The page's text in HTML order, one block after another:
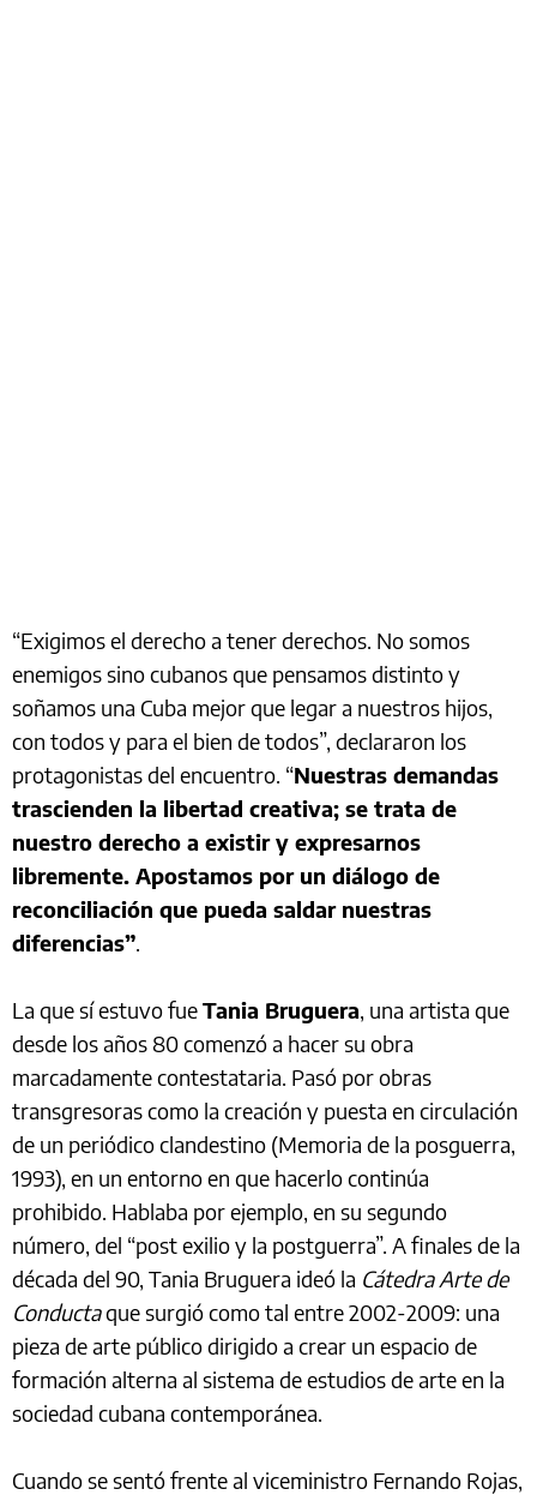
“Exigimos el derecho a tener derechos. No somos
enemigos sino cubanos que pensamos distinto y
soñamos una Cuba mejor que legar a nuestros hijos,
con todos y para el bien de todos”, declararon los
protagonistas del encuentro. “Nuestras demandas
trascienden la libertad creativa; se trata de
nuestro derecho a existir y expresarnos
libremente. Apostamos por un diálogo de
reconciliación que pueda saldar nuestras
diferencias”.
La que sí estuvo fueTania Bruguera, una artista que
desde los años 80 comenzó a hacer su obra
marcadamente contestataria. Pasó por obras
transgresoras como la creación y puesta en circulación
de un periódico clandestino (Memoria de la posguerra,
1993), en un entorno en que hacerlo continúa
prohibido. Hablaba por ejemplo, en su segundo
número, del “post exilio y la postguerra”. A finales de la
década del 90, Tania Bruguera ideó la Cátedra Arte de
Conductaque surgió como tal entre 2002-2009: una
pieza de arte público dirigido a crear un espacio de
formación alterna al sistema de estudios de arte en la
sociedad cubana contemporánea.
Cuando se sentó frente al viceministro Fernando Rojas,